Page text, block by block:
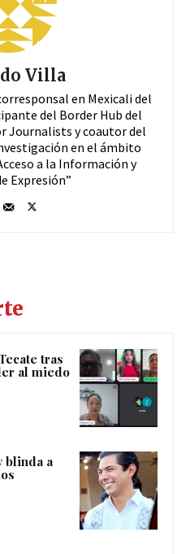
Villa
en Mexicali del
del Border Hub del
Journalists y coautor del
en el ámbito
a la Información y
Expresión”
tras
al miedo
blinda a